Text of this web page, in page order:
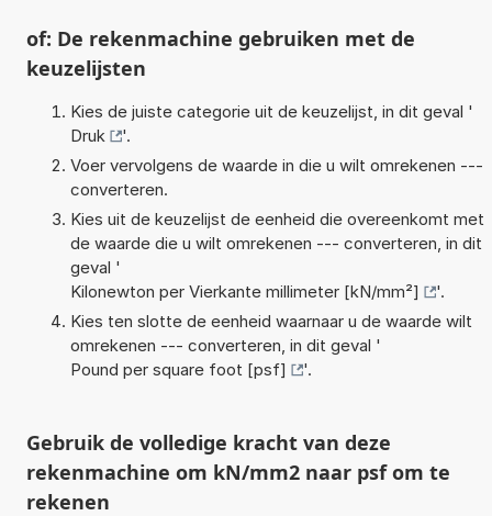
of: De rekenmachine gebruiken met de
keuzelijsten
Kies de juiste categorie uit de keuzelijst, in dit geval '
Druk
'.
Voer vervolgens de waarde in die u wilt omrekenen ---
converteren.
Kies uit de keuzelijst de eenheid die overeenkomt met
de waarde die u wilt omrekenen --- converteren, in dit
geval '
Kilonewton per Vierkante millimeter [kN/mm²]
'.
Kies ten slotte de eenheid waarnaar u de waarde wilt
omrekenen --- converteren, in dit geval '
Pound per square foot [psf]
'.
Gebruik de volledige kracht van deze
rekenmachine om kN/mm2 naar psf om te
rekenen